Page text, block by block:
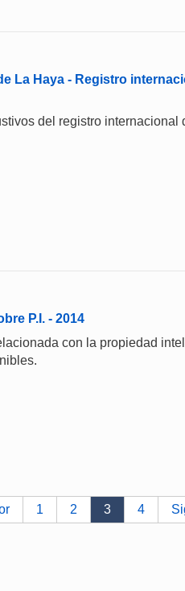
La Haya - Registro
del registro
P.I. - 2014
con la propiedad
1 2 3 4